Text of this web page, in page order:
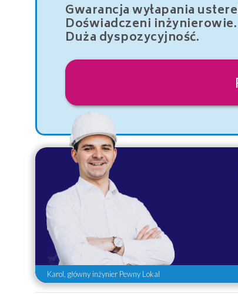
Gwarancja wyłapania
Doświadczeni inżynierowie.
Duża dyspozycyjność.
Karol, główny inżynier Pewny Lokal